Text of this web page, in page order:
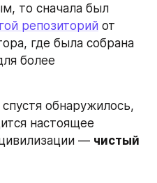
то сначала был
репозиторий от
где была собрана
более
обнаружилось,
настоящее
— чистый